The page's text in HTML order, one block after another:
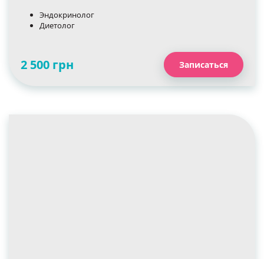
Эндокринолог
Диетолог
2 500 грн Записаться